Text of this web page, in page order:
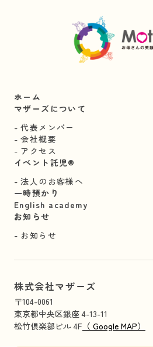
ホーム
マザーズについて
代表メンバー
会社概要
アクセス
イベント託児®︎
法人のお客様へ
一時預かり
English academy
お知らせ
お知らせ
株式会社マザーズ
〒104-0061
東京都中央区銀座 4-13-11
松竹倶楽部ビル 4F （ Google MAP）